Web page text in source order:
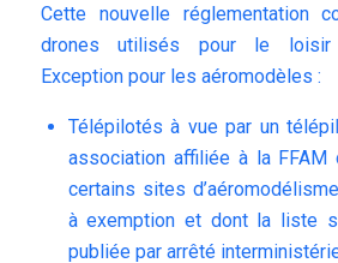
Cette nouvelle réglementation
drones utilisés pour le loisir
Exception pour les aéromodèles :
Télépilotés à vue par un
association affiliée à la FFAM
certains sites
à exemption et dont la liste
publiée par arrêté